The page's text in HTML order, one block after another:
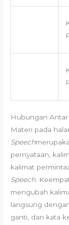
Hubungan
Materi pada
Speech
pernyataan,
kalimat
Speech .
mengubah
langsung
ganti, dan kata